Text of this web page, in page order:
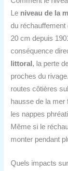
Le niveau de la
du réchauffement
20 cm depuis
conséquence
littoral , la perte
proches du
routes côtières
hausse de la mer
les nappes
Même si le
monter pendant
Quels impacts